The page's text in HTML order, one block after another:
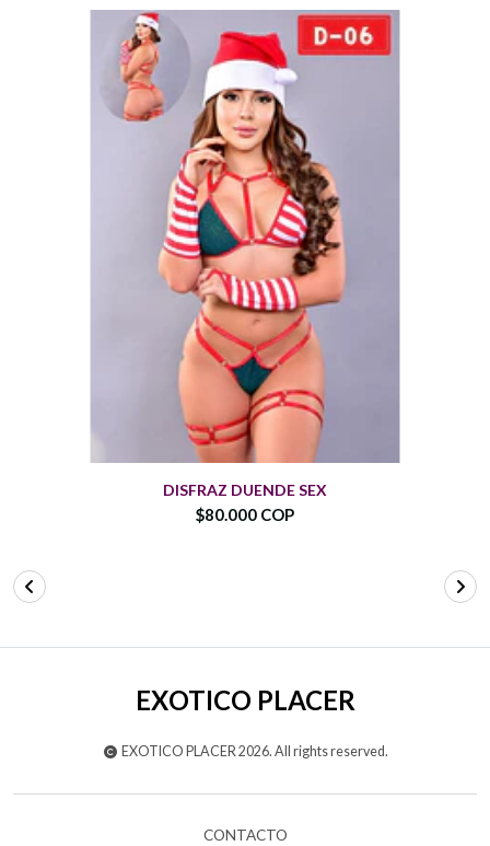
DISFRAZ DUENDE SEX
$80.000 COP
EXOTICO PLACER
EXOTICO PLACER 2026. All rights reserved.
CONTACTO